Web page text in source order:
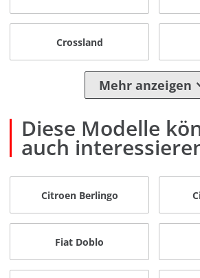
Crossland
Mehr anzeigen
Diese Modelle
auch
Citroen Berlingo
Fiat Doblo